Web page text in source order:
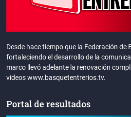
Desde hace tiempo que la Federación de
fortaleciendo el desarrollo de la
marco llevó adelante la renovación
videos www.basquetentrerios.tv.
Portal de resultados